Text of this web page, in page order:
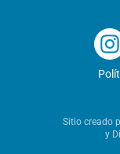
Sitio creado
y